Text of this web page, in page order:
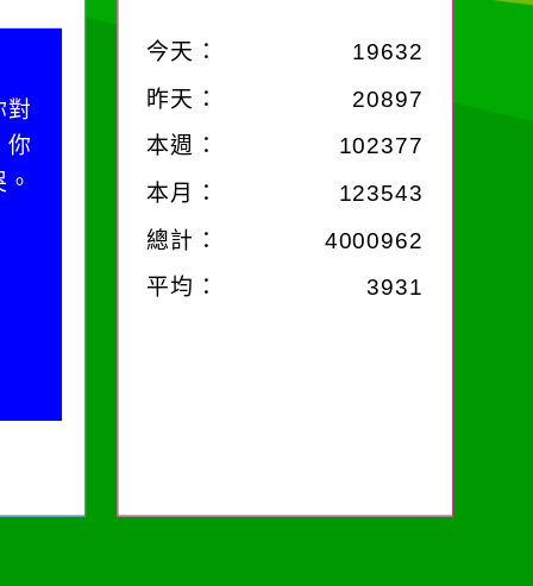
對
你
今天：
19632
昨天：
20897
本週：
102377
本月：
123543
總計：
4000962
平均：
3931